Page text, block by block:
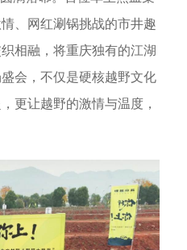
、网红涮锅挑战的市井趣
相融，将重庆独有的江湖
会，不仅是硬核越野文化
更让越野的激情与温度，